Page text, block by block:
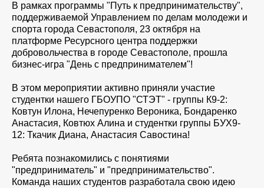
В рамках программы "Путь к предпринимательству",
поддерживаемой Управлением по делам молодежи и
спорта города Севастополя, 23 октября на
платформе Ресурсного центра поддержки
добровольчества в городе Севастополе, прошла
бизнес-игра "День с предпринимателем"!
В этом мероприятии активно приняли участие
студентки нашего ГБОУПО "СТЭТ" - группы К9-2:
Ковтун Илона, Нечепуренко Вероника, Бондаренко
Анастасия, Ковтюх Алина и студентки группы БУХ9-
12: Ткачик Диана, Анастасия Савостина!
Ребята познакомились с понятиями
"предприниматель" и "предпринимательство".
Команда наших студентов разработала свою идею